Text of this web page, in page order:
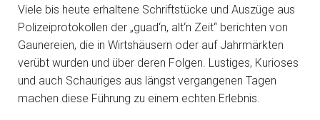
Viele bis heute erhaltene Schriftstücke und Auszüge aus
Polizeiprotokollen der „guad‘n, alt‘n Zeit“ berichten von
Gaunereien, die in Wirtshäusern oder auf Jahrmärkten
verübt wurden und über deren Folgen. Lustiges, Kurioses
und auch Schauriges aus längst vergangenen Tagen
machen diese Führung zu einem echten Erlebnis.